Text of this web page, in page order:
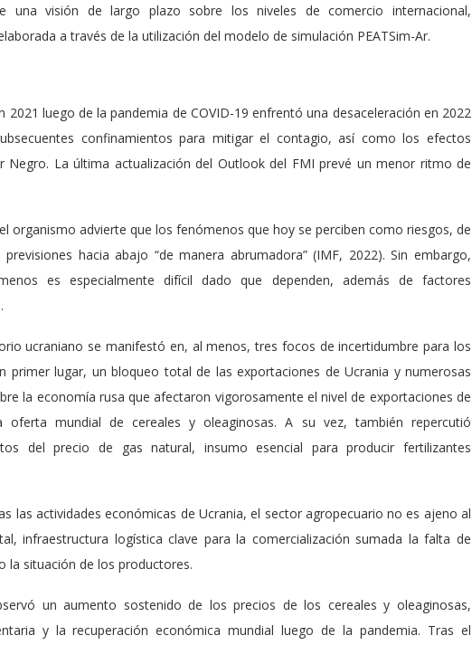
una visión de largo plazo sobre los niveles de comercio internacional,
a través de la utilización del modelo de simulación PEATSim-Ar.
luego de la pandemia de COVID-19 enfrentó una desaceleración en 2022
confinamientos para mitigar el contagio, así como los efectos
La última actualización del Outlook del FMI prevé un menor ritmo de
organismo advierte que los fenómenos que hoy se perciben como riesgos, de
hacia abajo “de manera abrumadora” (IMF, 2022). Sin embargo,
es especialmente difícil dado que dependen, además de factores
ucraniano se manifestó en, al menos, tres focos de incertidumbre para los
primer lugar, un bloqueo total de las exportaciones de Ucrania y numerosas
la economía rusa que afectaron vigorosamente el nivel de exportaciones de
oferta mundial de cereales y oleaginosas. A su vez, también repercutió
del precio de gas natural, insumo esencial para producir fertilizantes
las actividades económicas de Ucrania, el sector agropecuario no es ajeno al
infraestructura logística clave para la comercialización sumada la falta de
la situación de los productores.
un aumento sostenido de los precios de los cereales y oleaginosas,
y la recuperación económica mundial luego de la pandemia. Tras el